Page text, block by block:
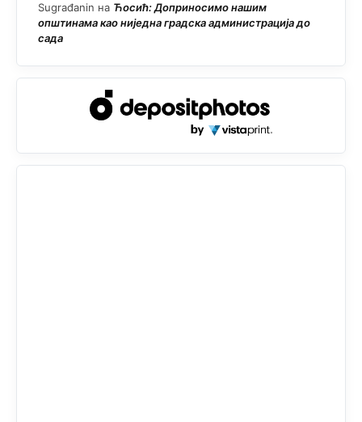
Sugrađanin на Ћосић: Доприносимо нашим
општинама као ниједна градска администрација до
сада